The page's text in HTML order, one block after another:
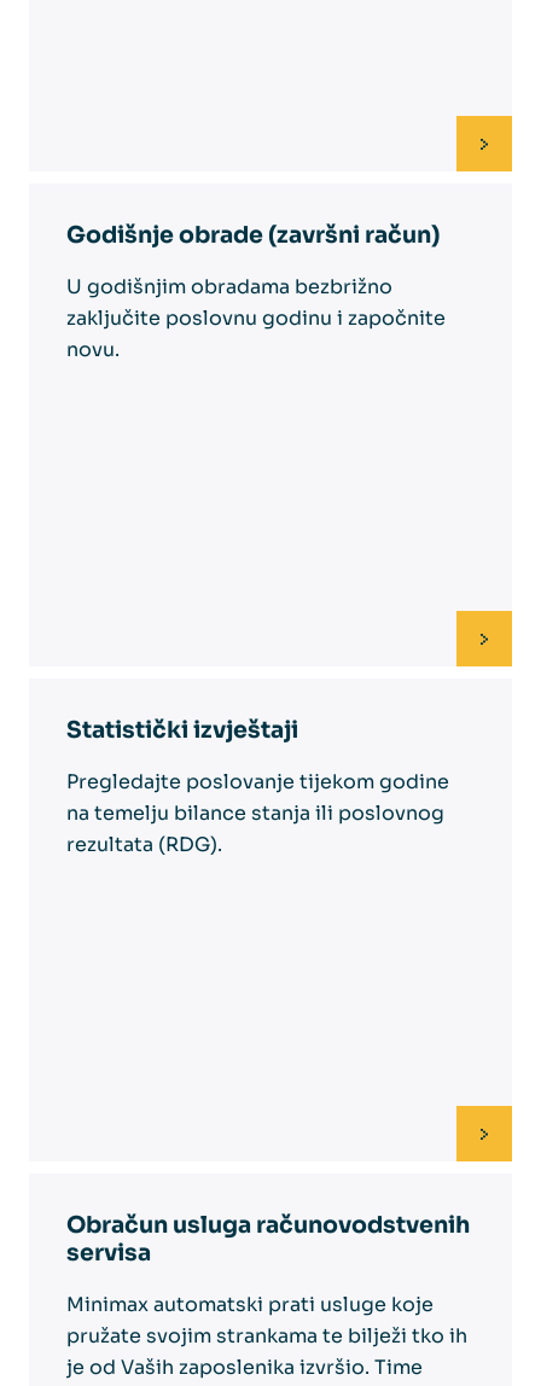
Godišnje obrade (završni račun)
U godišnjim obradama bezbrižno
zaključite poslovnu godinu i započnite
novu.
Statistički izvještaji
Pregledajte poslovanje tijekom godine
na temelju bilance stanja ili poslovnog
rezultata (RDG).
Obračun usluga računovodstvenih
servisa
Minimax automatski prati usluge koje
pružate svojim strankama te bilježi tko ih
je od Vaših zaposlenika izvršio. Time